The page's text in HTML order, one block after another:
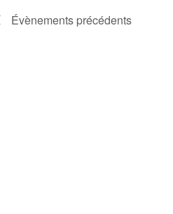
Évènements précédents